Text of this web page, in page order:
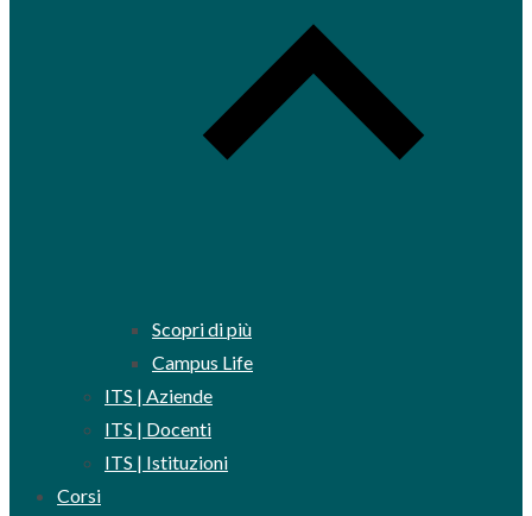
Scopri di più
Campus Life
ITS | Aziende
ITS | Docenti
ITS | Istituzioni
Corsi